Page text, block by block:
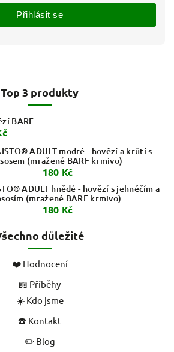
Top 3 produkty
BARF
ADULT modré - hovězí a krůtí s
(mražené BARF krmivo)
180 Kč
ADULT hnědé - hovězí s jehněčím a
(mražené BARF krmivo)
180 Kč
důležité
❤️ Hodnocení
📖 Příběhy
☀️ Kdo jsme
☎️ Kontakt
✏️ Blog
Přihlásit se